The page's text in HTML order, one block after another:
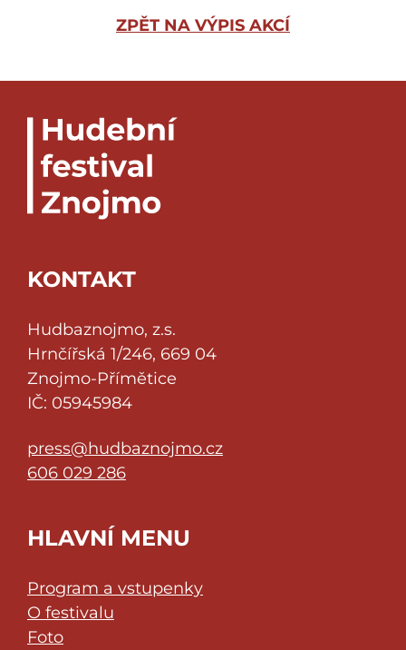
ZPĚT NA VÝPIS AKCÍ
KONTAKT
Hudbaznojmo, z.s.
Hrnčířská 1/246, 669 04
Znojmo-Přímětice
IČ: 05945984
press@hudbaznojmo.cz
606 029 286
HLAVNÍ MENU
Program a vstupenky
O festivalu
Foto